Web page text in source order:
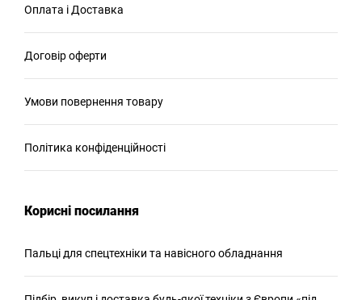
Оплата і Доставка
Договір оферти
Умови повернення товару
Політика конфіденційності
Корисні посилання
Пальці для спецтехніки та навісного обладнання